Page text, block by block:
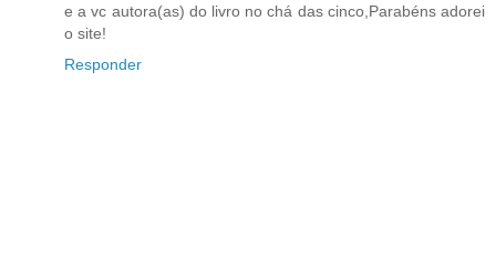
e a vc autora(as) do livro no chá das cinco,Parabéns adorei
o site!
Responder